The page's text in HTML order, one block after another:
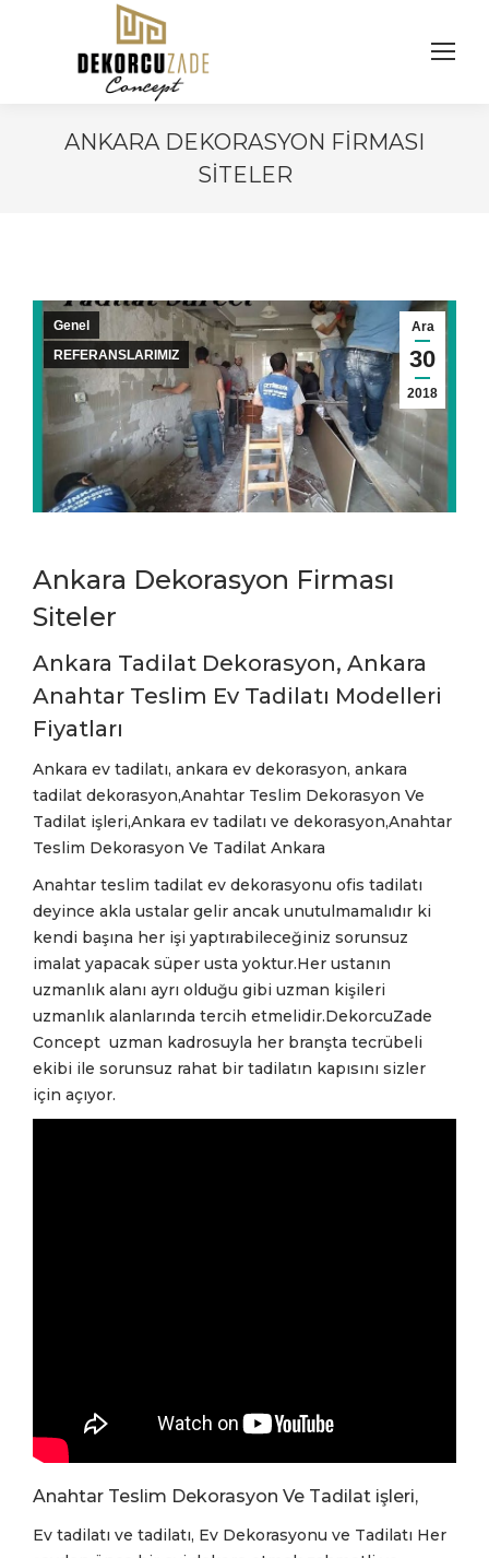
ANKARA DEKORASYON FIRMASI
SITELER
Ara
30
2018
Genel
REFERANSLARIMIZ
Ankara Dekorasyon Firması
Siteler
Ankara Tadilat Dekorasyon, Ankara
Anahtar Teslim Ev Tadilatı Modelleri
Fiyatları
Ankara ev tadilatı, ankara ev dekorasyon, ankara
tadilat dekorasyon,Anahtar Teslim Dekorasyon Ve
Tadilat işleri,Ankara ev tadilatı ve dekorasyon,Anahtar
Teslim Dekorasyon Ve Tadilat Ankara
Anahtar teslim tadilat ev dekorasyonu ofis tadilatı
deyince akla ustalar gelir ancak unutulmamalıdır ki
kendi başına her işi yaptırabileceğiniz sorunsuz
imalat yapacak süper usta yoktur.Her ustanın
uzmanlık alanı ayrı olduğu gibi uzman kişileri
uzmanlık alanlarında tercih etmelidir.DekorcuZade
Concept uzman kadrosuyla her branşta tecrübeli
ekibi ile sorunsuz rahat bir tadilatın kapısını sizler
için açıyor.
Anahtar Teslim Dekorasyon Ve Tadilat işleri,
Ev tadilatı ve tadilatı, Ev Dekorasyonu ve Tadilatı Her